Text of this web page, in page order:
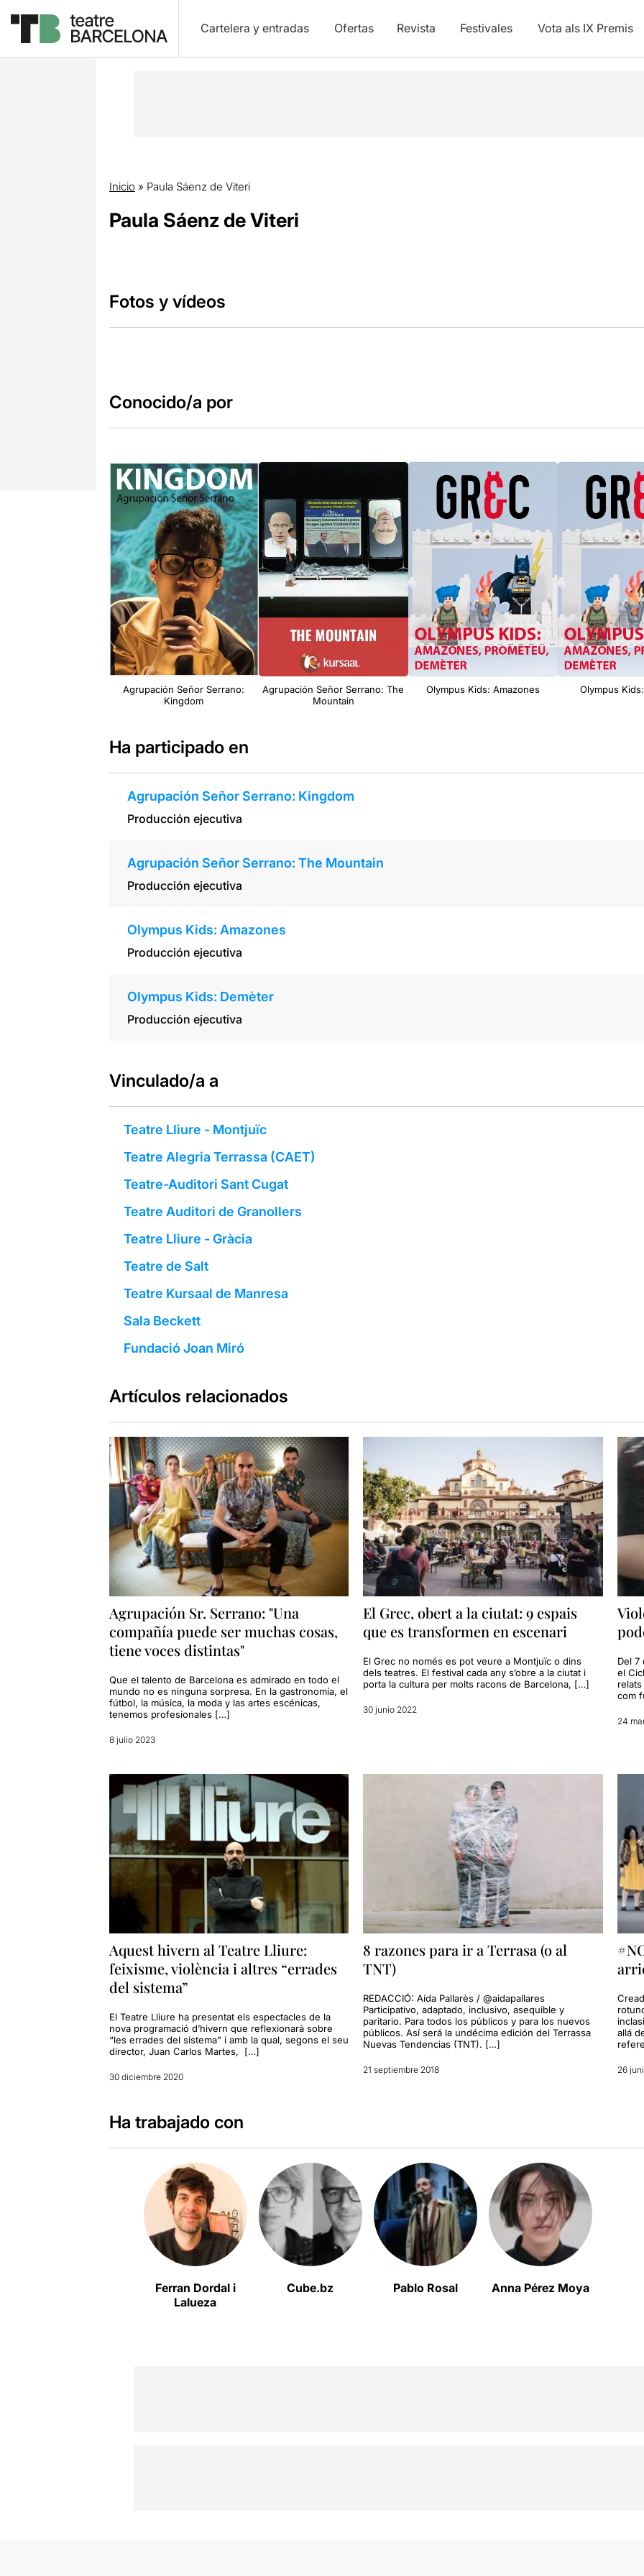
Cartelera y entradas Ofertas Revista Festivales Vota als IX Premis
Inicio » Paula Sáenz de Viteri
Paula Sáenz de Viteri
Fotos y vídeos
Conocido/a por
Agrupación Señor Serrano:
Kingdom
Agrupación Señor Serrano: The
Mountain
Olympus Kids: Amazones Olympus
Ha participado en
Agrupación Señor Serrano: Kingdom
Producción ejecutiva
Agrupación Señor Serrano: The Mountain
Producción ejecutiva
Olympus Kids: Amazones
Producción ejecutiva
Olympus Kids: Demèter
Producción ejecutiva
Vinculado/a a
Teatre Lliure - Montjuïc
Teatre Alegria Terrassa (CAET)
Teatre-Auditori Sant Cugat
Teatre Auditori de Granollers
Teatre Lliure - Gràcia
Teatre de Salt
Teatre Kursaal de Manresa
Sala Beckett
Fundació Joan Miró
Artículos relacionados
Agrupación Sr. Serrano: "Una
compañía puede ser muchas cosas,
tiene voces distintas"
Que el talento de Barcelona es admirado en todo el
mundo no es ninguna sorpresa. En la gastronomía, el
fútbol, la música, la moda y las artes escénicas,
tenemos profesionales […]
8 julio 2023
El Grec, obert a la ciutat: 9 espais
que es transformen en escenari
El Grec no només es pot veure a Montjuïc o dins
dels teatres. El festival cada any s’obre a la ciutat i
porta la cultura per molts racons de Barcelona, […]
30 junio 2022
Del 7
el
com
24
Aquest hivern al Teatre Lliure:
feixisme, violència i altres “errades
del sistema”
El Teatre Lliure ha presentat els espectacles de la
nova programació d’hivern que reflexionarà sobre
“les errades del sistema” i amb la qual, segons el seu
director, Juan Carlos Martes, […]
30 diciembre 2020
8 razones para ir a Terrasa (o al
TNT)
REDACCIÓ: Aída Pallarès / @aidapallares
Participativo, adaptado, inclusivo, asequible y
paritario. Para todos los públicos y para los nuevos
públicos. Así será la undécima edición del Terrassa
Nuevas Tendencias (TNT). […]
21 septiembre 2018
allá
26
Ha trabajado con
Ferran Dordal i
Lalueza
Cube.bz Pablo Rosal Anna Pérez Moya